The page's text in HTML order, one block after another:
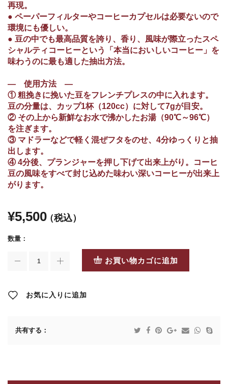
再現。
● ペーパーフィルターやコーヒーカプセルは必要ないので
環境にも優しい。
● 豆の中でも最高品質を誇り、香り、風味が際立ったスペ
シャルティコーヒーという「本当においしいコーヒー」を
味わうのに最も適した抽出方法。
― 使用方法 ―
① 粗挽きに挽いた豆をフレンチプレスの中に入れます。
豆の分量は、カップ1杯（120cc）に対して7gが目安。
② その上から新鮮なお水で沸かしたお湯（90℃～96℃）
を注ぎます。
③ マドラーなどで軽く混ぜフタをのせ、4分ゆっくりと抽
出します。
④ 4分後、プランジャーを押し下げて出来上がり。コーヒ
豆の風味をすべて封じ込めた味わい深いコーヒーが出来上
がります。
¥5,500
数量：
お買い物カゴに追加
お気に入りに追加
共有する：